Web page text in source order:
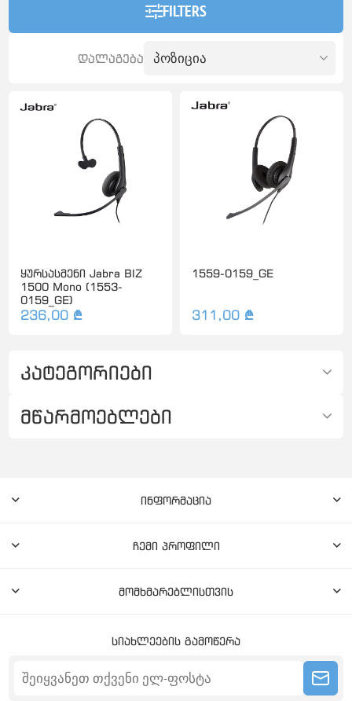
კატეგორიები
მწარმოებლები
FILTERS
დალაგება
ყურსასმენი Jabra BIZ
1500 Mono (1553-
0159_GE)
236,00 ₾
1559-0159_GE
311,00 ₾
ინფორმაცია
ჩემი პროფილი
მომხმარებლისთვის
სიახლეების გამოწერა